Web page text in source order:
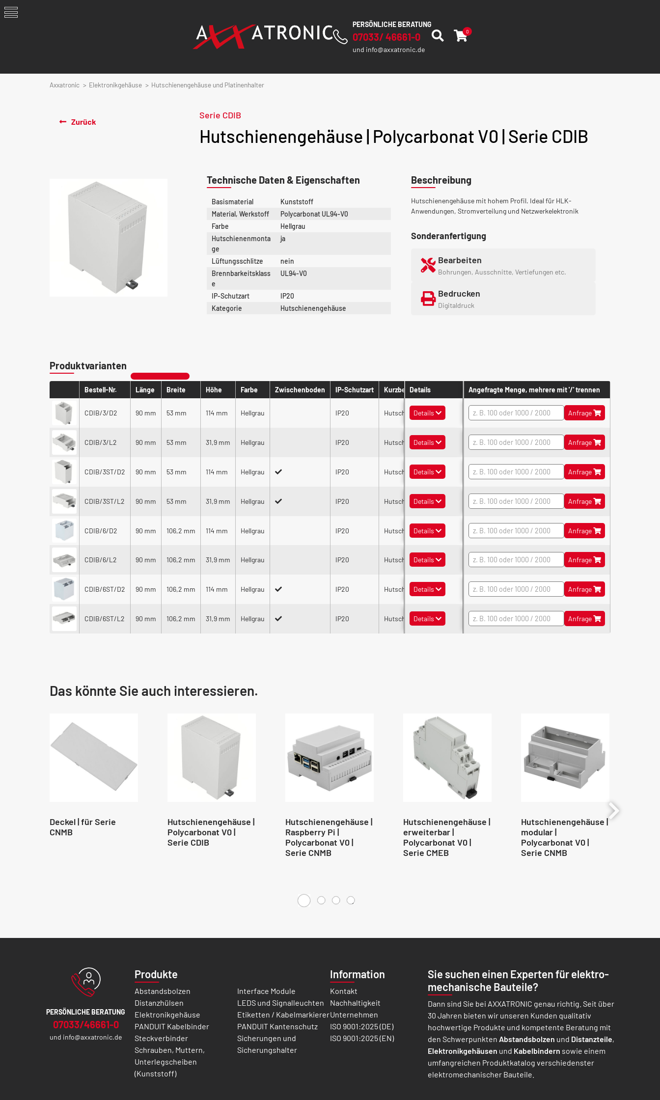
PERSÖNLICHE BERATUNG
07033/ 46661-0
und info@axxatronic.de
0
Axxatronic Elektronikgehäuse Hutschienengehäuse und Platinenhalter
Zurück
Serie CDIB
Hutschienengehäuse | Polycarbonat V0 | Serie CDIB
Technische Daten & Eigenschaften
Basismaterial
Kunststoff
Material, Werkstoff
Polycarbonat UL94-V0
Farbe
Hellgrau
Hutschienenmonta
ge
ja
Lüftungsschlitze
nein
Brennbarkeitsklass
e
UL94-V0
IP-Schutzart
IP20
Kategorie
Hutschienengehäuse
Beschreibung
Hutschienengehäuse mit hohem Profil. Ideal für HLK-
Anwendungen, Stromverteilung und Netzwerkelektronik
Sonderanfertigung
Bearbeiten
Bohrungen, Ausschnitte, Vertiefungen etc.
Bedrucken
Digitaldruck
Produktvarianten
Bestell-Nr. Länge Breite Höhe Farbe Zwischenboden IP-Schutzart Kurzbeschreibung
Details Angefragte Menge, mehrere mit '/' trennen
CDIB/3/D2 90 mm 53 mm 114 mm Hellgrau IP20 Hutschienengehäuse, Größe 3, hohes Profil
Details Anfrage
CDIB/3/L2 90 mm 53 mm 31,9 mm Hellgrau IP20 Hutschienengehäuse, Größe 3, niedriges Profil
Details Anfrage
CDIB/3ST/D2 90 mm 53 mm 114 mm Hellgrau IP20 Hutschienengehäuse, Größe 3, Zwischenboden, hohes Profil
Details Anfrage
CDIB/3ST/L2 90 mm 53 mm 31,9 mm Hellgrau IP20 Hutschienengehäuse, Größe 3, Zwischenboden, niedriges Profil
Details Anfrage
CDIB/6/D2 90 mm 106,2 mm 114 mm Hellgrau IP20 Hutschienengehäuse, Größe 6, hohes Profil
Details Anfrage
CDIB/6/L2 90 mm 106,2 mm 31,9 mm Hellgrau IP20 Hutschienengehäuse, Größe 6, niedriges Profil
Details Anfrage
CDIB/6ST/D2 90 mm 106,2 mm 114 mm Hellgrau IP20 Hutschienengehäuse, Größe 6, Zwischenboden, hohes Profil
Details Anfrage
CDIB/6ST/L2 90 mm 106,2 mm 31,9 mm Hellgrau IP20 Hutschienengehäuse, Größe 6, Zwischenboden, niedriges Profil
Details Anfrage
Das könnte Sie auch interessieren.
Deckel | für Serie
CNMB
Hutschienengehäuse |
Polycarbonat V0 |
Serie CDIB
Hutschienengehäuse |
Raspberry Pi |
Polycarbonat V0 |
Serie CNMB
Hutschienengehäuse |
erweiterbar |
Polycarbonat V0 |
Serie CMEB
Hutschienengehäuse |
modular |
Polycarbonat V0 |
Serie CNMB
PERSÖNLICHE BERATUNG
07033/46661-0
und info@axxatronic.de
Produkte
Abstandsbolzen
Distanzhülsen
Elektronikgehäuse
PANDUIT Kabelbinder
Steckverbinder
Schrauben, Muttern,
Unterlegscheiben
(Kunststoff)
Interface Module
LEDS und Signalleuchten
Etiketten / Kabelmarkierer
PANDUIT Kantenschutz
Sicherungen und
Sicherungshalter
Information
Kontakt
Nachhaltigkeit
Unternehmen
ISO 9001:2025 (DE)
ISO 9001:2025 (EN)
Sie suchen einen Experten für elektro­
mechanische Bauteile?
Dann sind Sie bei AXXATRONIC genau richtig. Seit über
30 Jahren bieten wir unseren Kunden qualitativ
hochwertige Produkte und kompetente Beratung mit
den Schwer­punkten Abstands­bolzen und Distanz­teile,
Elektronik­gehäusen und Kabel­bindern sowie einem
umfang­reichen Produkt­katalog verschiedenster
elektro­mechanischer Bauteile.